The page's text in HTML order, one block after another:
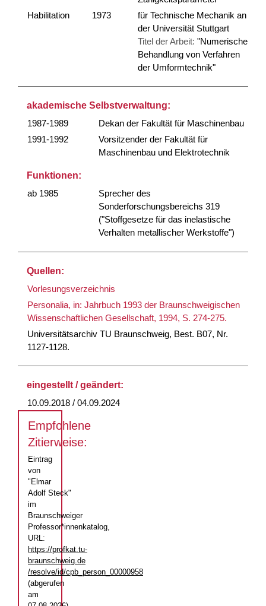
Habilitation
1973
für Technische Mechanik an
der Universität Stuttgart
Titel der Arbeit: "Numerische
Behandlung von Verfahren
der Umformtechnik"
akademische Selbstverwaltung:
1987-1989
Dekan der Fakultät für Maschinenbau
1991-1992
Vorsitzender der Fakultät für
Maschinenbau und Elektrotechnik
Funktionen:
ab 1985
Sprecher des
Sonderforschungsbereichs 319
("Stoffgesetze für das inelastische
Verhalten metallischer Werkstoffe")
Quellen:
Vorlesungsverzeichnis
Personalia, in: Jahrbuch 1993 der Braunschweigischen
Wissenschaftlichen Gesellschaft, 1994, S. 274-275.
Universitätsarchiv TU Braunschweig, Best. B07, Nr.
1127-1128.
eingestellt / geändert:
10.09.2018 / 04.09.2024
Empfohlene
Zitierweise:
Eintrag
von
"Elmar
Adolf Steck"
im
Braunschweiger
Professor*innenkatalog,
URL:
https://profkat.tu-
braunschweig.de
/resolve/id/cpb_person_00000958
(abgerufen
am